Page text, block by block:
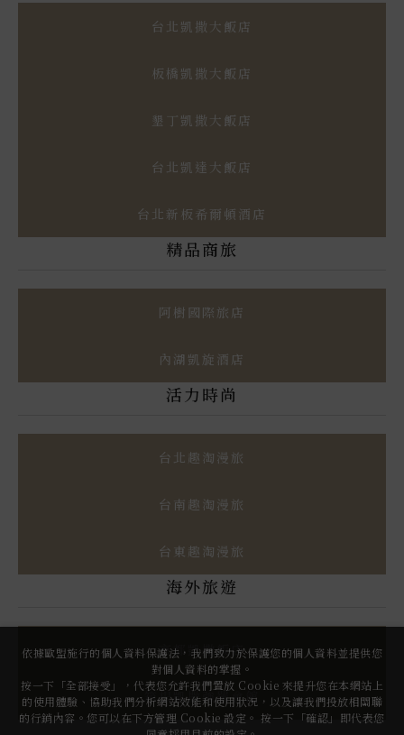
台北凱撒大飯店
板橋凱撒大飯店
墾丁凱撒大飯店
台北凱達大飯店
台北新板希爾頓酒店
精品商旅
阿樹國際旅店
內湖凱旋酒店
活力時尚
台北趣淘漫旅
台南趣淘漫旅
台東趣淘漫旅
海外旅遊
京都凱撒飯店
箱根凱撒強羅會館
依據歐盟施行的個人資料保護法，我們致力於保護您的個人資料並提供您
對個人資料的掌握。
按一下「全部接受」，代表您允許我們置放 Cookie 來提升您在本網站上
的使用體驗、協助我們分析網站效能和使用狀況，以及讓我們投放相關聯
的行銷內容。您可以在下方管理 Cookie 設定。 按一下「確認」即代表您